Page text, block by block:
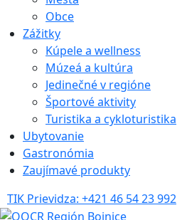
Obce
Zážitky
Kúpele a wellness
Múzeá a kultúra
Jedinečné v regióne
Športové aktivity
Turistika a cykloturistika
Ubytovanie
Gastronómia
Zaujímavé produkty
TIK Prievidza: +421 46 54 23 992